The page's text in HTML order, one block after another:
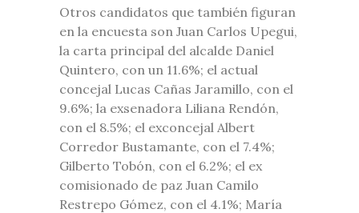
Otros candidatos que también figuran
en la encuesta son Juan Carlos Upegui,
la carta principal del alcalde Daniel
Quintero, con un 11.6%; el actual
concejal Lucas Cañas Jaramillo, con el
9.6%; la exsenadora Liliana Rendón,
con el 8.5%; el exconcejal Albert
Corredor Bustamante, con el 7.4%;
Gilberto Tobón, con el 6.2%; el ex
comisionado de paz Juan Camilo
Restrepo Gómez, con el 4.1%; María